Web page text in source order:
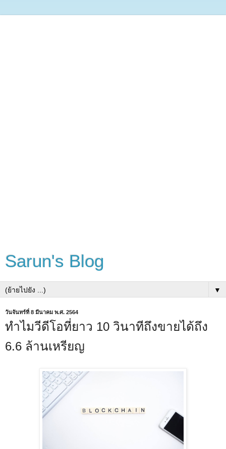
Sarun's Blog
▼
วันจันทร์ที่ 8 มีนาคม พ.ศ. 2564
ทำไมวีดีโอที่ยาว 10 วินาทีถึงขายได้ถึง
6.6 ล้านเหรียญ